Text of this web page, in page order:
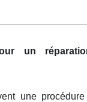
un
une